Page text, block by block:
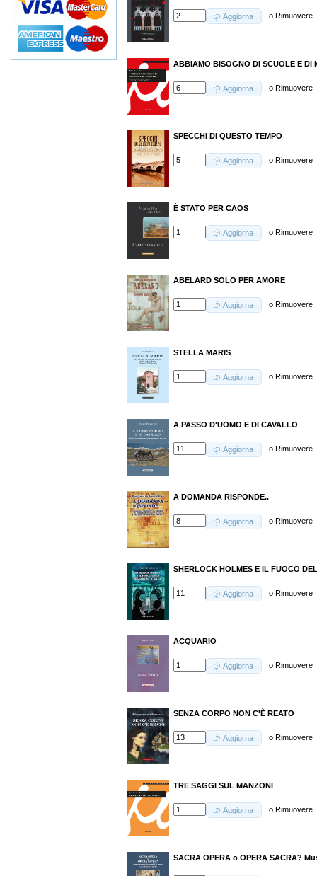
Aggiorna oRimuovere
ABBIAMO BISOGNO DI SCUOLE E DI
Aggiorna oRimuovere
SPECCHI DI QUESTO TEMPO
Aggiorna oRimuovere
È STATO PER CAOS
Aggiorna oRimuovere
ABELARD SOLO PER AMORE
Aggiorna oRimuovere
STELLA MARIS
Aggiorna oRimuovere
A PASSO D'UOMO E DI CAVALLO
Aggiorna oRimuovere
A DOMANDA RISPONDE..
Aggiorna oRimuovere
SHERLOCK HOLMES E IL FUOCO
Aggiorna oRimuovere
ACQUARIO
Aggiorna oRimuovere
SENZA CORPO NON C'È REATO
Aggiorna oRimuovere
TRE SAGGI SUL MANZONI
Aggiorna oRimuovere
SACRA OPERA o OPERA SACRA?